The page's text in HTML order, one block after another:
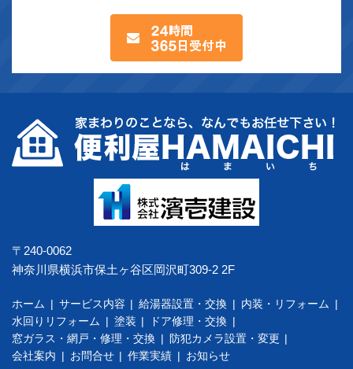
〒240-0062
神奈川県横浜市保土ヶ谷区岡沢町309-2 2F
ホーム サービス内容 給湯器設置・交換
内装・リフォーム
水回りリフォーム
塗装
ドア修理・交換
窓ガラス・網戸・修理・交換
防犯カメラ設置・変更
会社案内
お問合せ 作業実績 お知らせ